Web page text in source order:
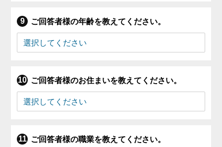
ご回答者様の年齢を教えてください。
ご回答者様のお住まいを教えてください。
ご回答者様の職業を教えてください。